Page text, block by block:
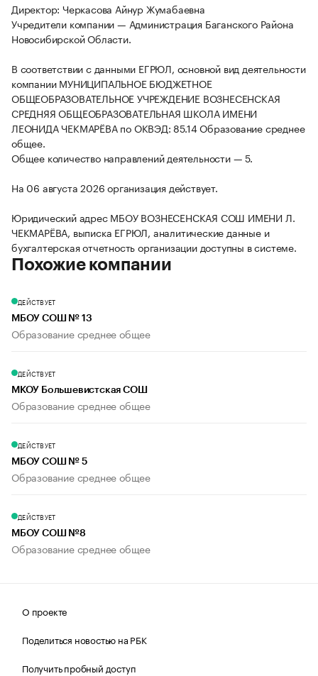
Директор: Черкасова Айнур Жумабаевна
Учредители компании — Администрация Баганского Района
Новосибирской Области.
В соответствии с данными ЕГРЮЛ, основной вид деятельности
компании МУНИЦИПАЛЬНОЕ БЮДЖЕТНОЕ
ОБЩЕОБРАЗОВАТЕЛЬНОЕ УЧРЕЖДЕНИЕ ВОЗНЕСЕНСКАЯ
СРЕДНЯЯ ОБЩЕОБРАЗОВАТЕЛЬНАЯ ШКОЛА ИМЕНИ
ЛЕОНИДА ЧЕКМАРЁВА по ОКВЭД: 85.14 Образование среднее
общее.
Общее количество направлений деятельности — 5.
На 06 августа 2026 организация действует.
Юридический адрес МБОУ ВОЗНЕСЕНСКАЯ СОШ ИМЕНИ Л.
ЧЕКМАРЁВА, выписка ЕГРЮЛ, аналитические данные и
бухгалтерская отчетность организации доступны в системе.
Похожие компании
ДЕЙСТВУЕТ
МБОУ СОШ № 13
Образование среднее общее
ДЕЙСТВУЕТ
МКОУ Большевистская СОШ
Образование среднее общее
ДЕЙСТВУЕТ
МБОУ СОШ № 5
Образование среднее общее
ДЕЙСТВУЕТ
МБОУ СОШ №8
Образование среднее общее
О проекте
Поделиться новостью на РБК
Получить пробный доступ